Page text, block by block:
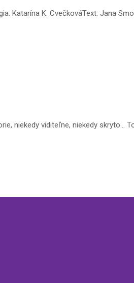
Katarína K. CvečkováText: Jana
niekedy viditeľne, niekedy skryto…